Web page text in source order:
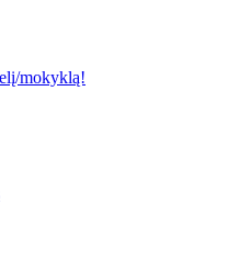
mokyklą!